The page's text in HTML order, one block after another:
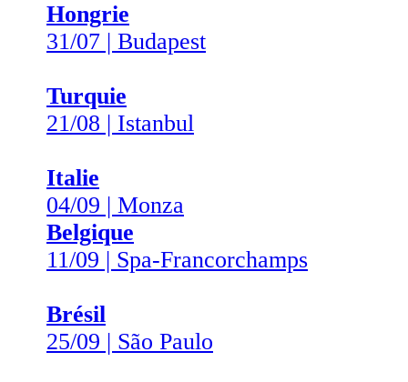
Hongrie
31/07 | Budapest
Turquie
21/08 | Istanbul
Italie
04/09 | Monza
Belgique
11/09 | Spa-Francorchamps
Brésil
25/09 | São Paulo